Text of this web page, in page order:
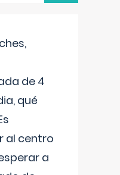
de 4
qué
al centro
a